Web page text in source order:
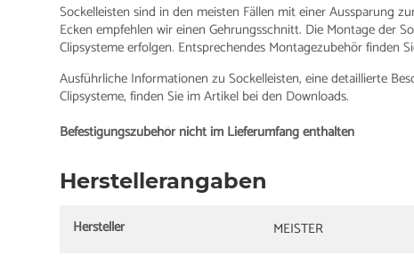
Sockelleisten sind in den meisten Fällen mit einer Aussparung
Ecken empfehlen wir einen Gehrungsschnitt. Die Montage der
Clipsysteme erfolgen. Entsprechendes Montagezubehör finden
Ausführliche Informationen zu Sockelleisten, eine detaillierte
Clipsysteme, finden Sie im Artikel bei den Downloads.
Befestigungszubehör nicht im Lieferumfang enthalten
Herstellerangaben
Hersteller MEISTER